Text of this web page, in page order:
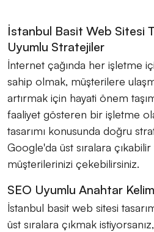
İstanbul Basit Web Sitesi
Uyumlu Stratejiler
İnternet çağında her işletme
sahip olmak, müşterilere
artırmak için hayati önem
faaliyet gösteren bir işletme
tasarımı konusunda doğru
Google'da üst sıralara
müşterilerinizi çekebilirsiniz.
SEO Uyumlu Anahtar
İstanbul basit web sitesi
üst sıralara çıkmak